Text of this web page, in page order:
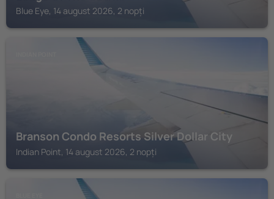
Blue Eye, 14 august 2026, 2 nopți
Branson Condo Resorts Silver Dollar City
Indian Point, 14 august 2026, 2 nopți